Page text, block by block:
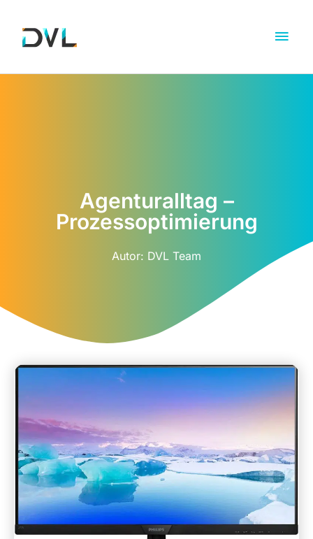
Agenturalltag –
Prozessoptimierung
Autor: DVL Team